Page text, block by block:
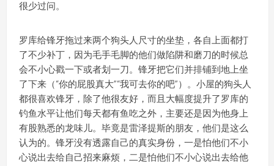
很少过问。
罗库给锋牙拖过来两个狗头人尺寸的坐垫，各自上面都打
了不少补丁，因为毛手毛脚的他们做陷阱和磨刀的时候总
会不小心戳一下或者划一刀。锋牙把它们并排铺到地上坐
了下来（“你的屁股真大”“我可去你的吧”）。小屋的狗头人
都很喜欢锋牙，除了他很友好，而且大幅度提升了罗库的
钓鱼水平让他们每天都有鱼吃之外，主要还是因为他身上
有股熟悉的龙味儿。毕竟是雷泽提斯的朋友，他们是这么
认为的。锋牙没有透露自己的真实身份，一是怕他们不小
心说出去给自己招来麻烦，二是怕他们不小心说出去给他